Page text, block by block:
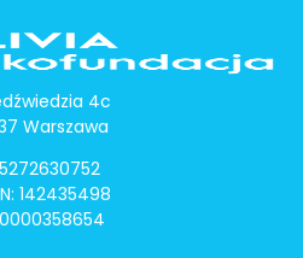
4c
Warszawa
142435498
0000358654